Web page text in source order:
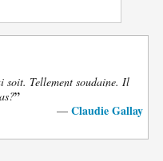
soit. Tellement soudaine. Il
”
— Claudie Gallay